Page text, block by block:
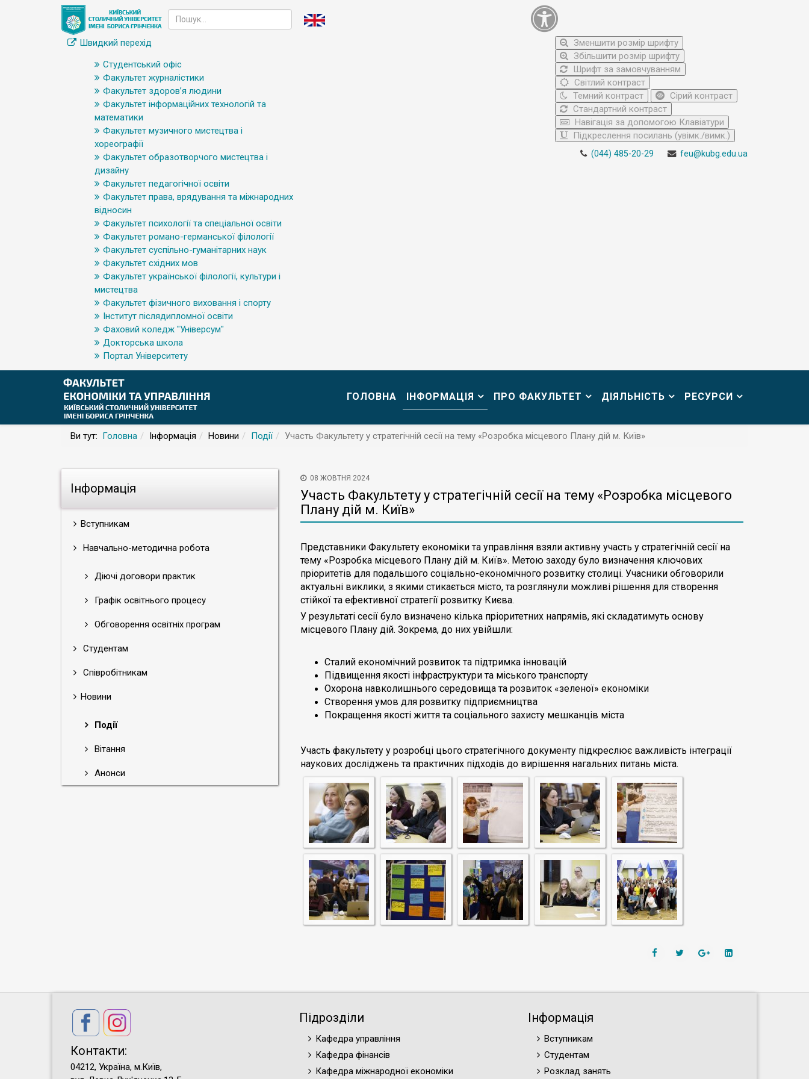
Швидкий перехід
Студентський офіс
Факультет журналістики
Факультет здоров’я людини
Факультет інформаційних технологій та
математики
Факультет музичного мистецтва і
хореографії
Факультет образотворчого мистецтва і
дизайну
Факультет педагогічної освіти
Факультет права, врядування та міжнародних
відносин
Факультет психології та спеціальної освіти
Факультет романо-германської філології
Факультет суспільно-гуманітарних наук
Факультет східних мов
Факультет української філології, культури і
мистецтва
Факультет фізичного виховання і спорту
Інститут післядипломної освіти
Фаховий коледж "Універсум"
Докторська школа
Портал Університету
Зменшити розмір шрифту
Збільшити розмір шрифту
Шрифт за замовчуванням
Світлий контраст
Темний контраст
Сірий контраст
Стандартний контраст
Навігація за допомогою Клавіатури
Підкреслення посилань (увімк./вимк.)
(044) 485-20-29 feu@kubg.edu.ua
ГОЛОВНА ІНФОРМАЦІЯ ПРО ФАКУЛЬТЕТ ДІЯЛЬНІСТЬ РЕСУРСИ
Ви тут: Головна Інформація Новини Події Участь Факультету у стратегічній сесії на тему «Розробка місцевого Плану дій м. Київ»
Інформація
Вступникам
Навчально-методична робота
Діючі договори практик
Графік освітнього процесу
Обговорення освітніх програм
Студентам
Співробітникам
Новини
Події
Вітання
Анонси
08 ЖОВТНЯ 2024
Участь Факультету у стратегічній сесії на тему «Розробка місцевого
Плану дій м. Київ»
Представники Факультету економіки та управління взяли активну участь у стратегічній сесії на
тему «Розробка місцевого Плану дій м. Київ». Метою заходу було визначення ключових
пріоритетів для подальшого соціально-економічного розвитку столиці. Учасники обговорили
актуальні виклики, з якими стикається місто, та розглянули можливі рішення для створення
стійкої та ефективної стратегії розвитку Києва.
У результаті сесії було визначено кілька пріоритетних напрямів, які складатимуть основу
місцевого Плану дій. Зокрема, до них увійшли:
Сталий економічний розвиток та підтримка інновацій
Підвищення якості інфраструктури та міського транспорту
Охорона навколишнього середовища та розвиток «зеленої» економіки
Створення умов для розвитку підприємництва
Покращення якості життя та соціального захисту мешканців міста
Участь факультету у розробці цього стратегічного документу підкреслює важливість інтеграції
наукових досліджень та практичних підходів до вирішення нагальних питань міста.
Контакти:
04212, Україна, м.Київ,
Підрозділи
Кафедра управління
Кафедра фінансів
Кафедра міжнародної економіки
Інформація
Вступникам
Студентам
Розклад занять